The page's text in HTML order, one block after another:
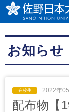
お知らせ
2022年
配布物【